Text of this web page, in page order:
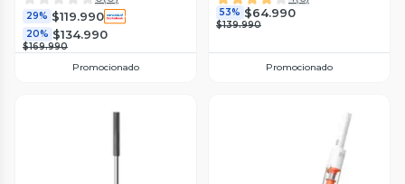
29% $119.990
20% $134.990
$169.990
Promocionado
53% $64.990
$139.990
Promocionado